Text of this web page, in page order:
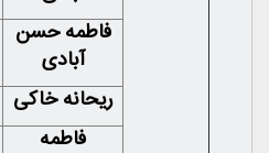
فاطمه حسن
آبادی
ریحانه خاکی
فاطمه